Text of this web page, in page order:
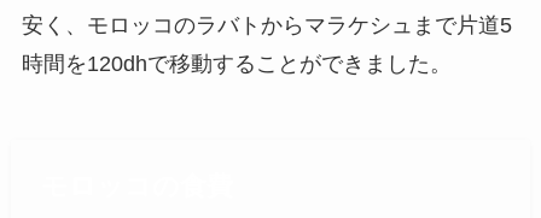
安く、モロッコのラバトからマラケシュまで片道5
時間を120dhで移動することができました。